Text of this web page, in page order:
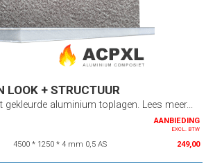
LOOK + STRUCTUUR
gekleurde aluminium toplagen. Lees meer...
AANBIEDING
EXCL. BTW
4500 * 1250 * 4 mm 0,5 AS 249,00